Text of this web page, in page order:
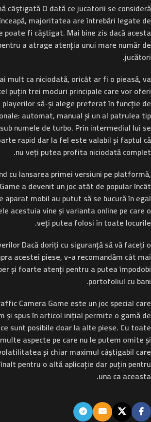
câştigatăO dată ce jucatorii se consideră
majoritatea are întrebări legate de
poate fi câștigat. Mai bine zis dacă acesta
a atrage atenția unui mare număr de
jucători.
mult ca niciodată, oricât ar fi o pieasă, va
puțin trei moduri principale care vor oferi
să-și alege preferat în funcție de
automat, manual și un al patrulea tip
numele de turbo. Prin intermediul lui se
rapid dar la fel este valabil și faptul că
nu veți putea profita niciodată complet.
cu lansarea primei versiuni pe platformă,
a devenit un joc atât de popular încât
mobil au putut să se bucură în egal
acestuia vine și varianta online pe care o
veți putea folosi în toate locurile.
Dacă doriți cu siguranță să vă faceți o
acestei piese, v-a recomandăm cât mai
și foarte atenți pentru a putea împodobi
portofoliul cu bani.
Camera Game este un joc special care
și spus în articol inițial permite o gamă de
sunt posibile doar la alte piese. Cu toate
aspecte pe care nu le putem omite și
și chiar maximul câștigabil care
pentru o altă aplicație dar puțin pentru
una ca aceasta.